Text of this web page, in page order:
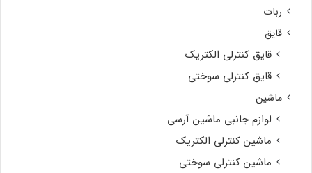
ربات
قایق
قایق کنترلی الکتریک
قایق کنترلی سوختی
ماشین
لوازم جانبی ماشین آرسی
ماشین کنترلی الکتریک
ماشین کنترلی سوختی